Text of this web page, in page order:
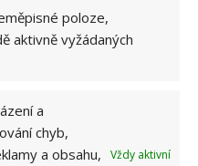
poloze,
aktivně vyžádaných
a
chyb,
a obsahu,
Vždy aktivní
také jako
na okno.